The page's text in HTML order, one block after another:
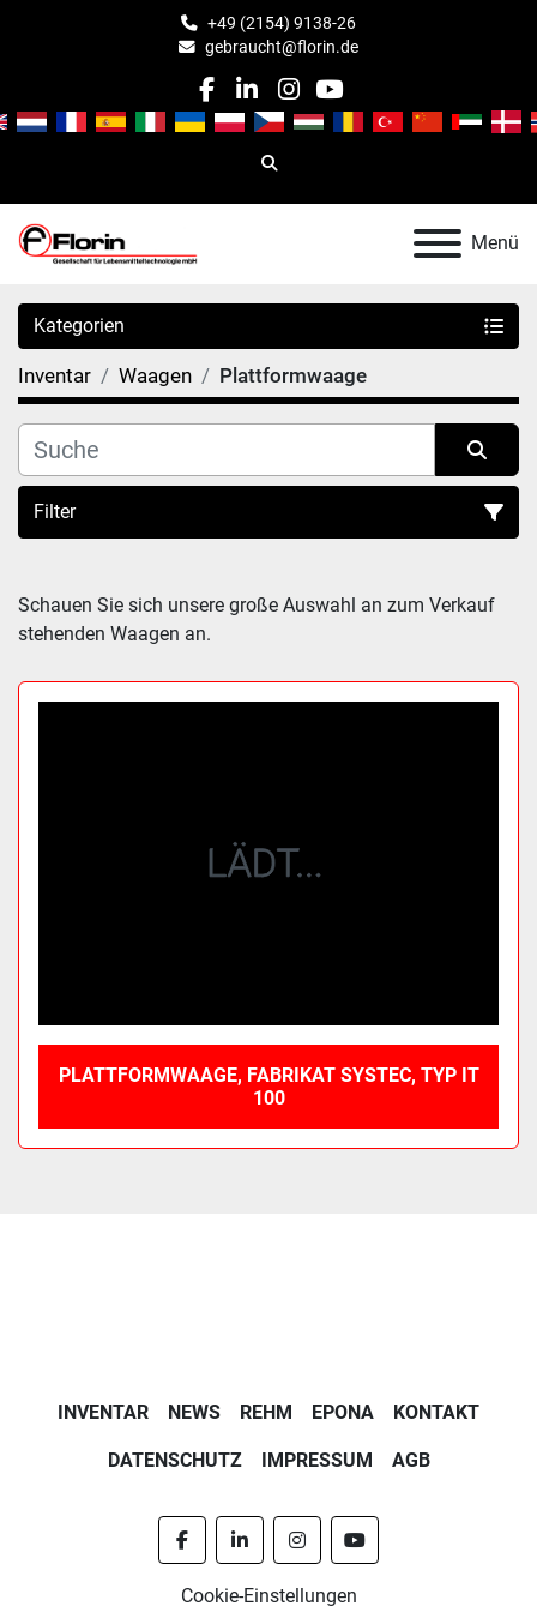
+49 (2154) 9138-26
gebraucht@florin.de
facebook
linkedin
instagram
youtube
Suche
Menü
Kategorien
Inventar Waagen Plattformwaage
Filter
Schauen Sie sich unsere große Auswahl an zum Verkauf
stehenden Waagen an.
PLATTFORMWAAGE, FABRIKAT SYSTEC, TYP IT
100
INVENTAR NEWS REHM EPONA KONTAKT
DATENSCHUTZ IMPRESSUM AGB
facebooklinkedininstagramyoutube
Cookie-Einstellungen